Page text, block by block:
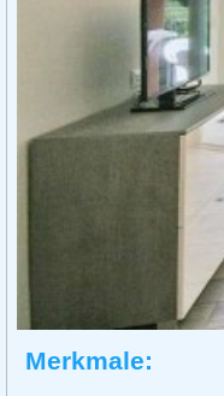
Merkmale: